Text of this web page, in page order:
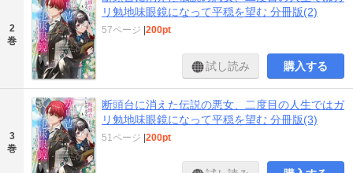
2
巻
リ勉地味眼鏡になって平穏を望む 分冊版(2)
57ページ |200pt
試し読み 購入する
3
巻
断頭台に消えた伝説の悪女、二度目の人生ではガ
リ勉地味眼鏡になって平穏を望む 分冊版(3)
51ページ |200pt